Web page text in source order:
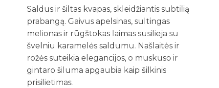
Saldus ir šiltas kvapas, skleidžiantis subtilią
prabangą. Gaivus apelsinas, sultingas
melionas ir rūgštokas laimas susilieja su
švelniu karamelės saldumu. Našlaitės ir
rožės suteikia elegancijos, o muskuso ir
gintaro šiluma apgaubia kaip šilkinis
prisilietimas.